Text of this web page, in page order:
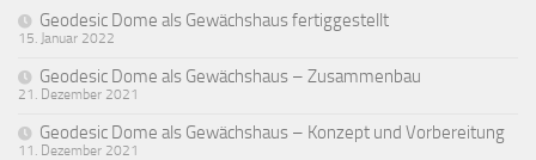
Geodesic Dome als Gewächshaus fertiggestellt
15. Januar 2022
Geodesic Dome als Gewächshaus – Zusammenbau
21. Dezember 2021
Geodesic Dome als Gewächshaus – Konzept und Vorbereitung
11. Dezember 2021